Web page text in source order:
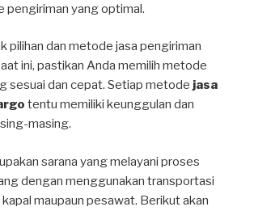
pengiriman yang optimal.
pilihan dan metode jasa pengiriman
ini, pastikan Anda memilih metode
sesuai dan cepat. Setiap metode jasa
tentu memiliki keunggulan dan
masing.
sarana yang melayani proses
dengan menggunakan transportasi
maupaun pesawat. Berikut akan